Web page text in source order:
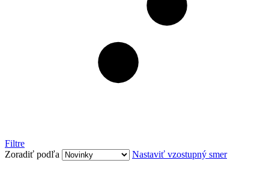
Filtre
Zoradiť podľa
Nastaviť vzostupný smer